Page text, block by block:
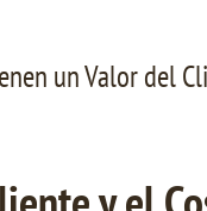
un Valor del